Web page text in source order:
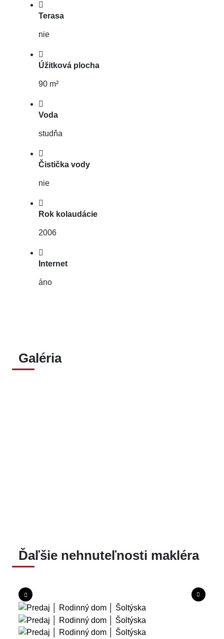
Terasa
nie
Úžitková plocha
90 m²
Voda
studňa
Čistička vody
nie
Rok kolaudácie
2006
Internet
áno
Galéria
Ďaľšie nehnuteľnosti makléra